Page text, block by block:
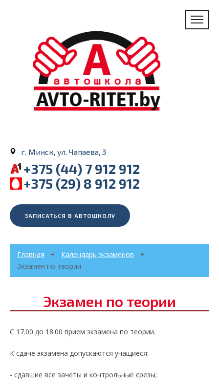
г. Минск, ул. Чапаева, 3
+375 (44) 7 912 912
+375 (29) 8 912 912
ЗАПИСАТЬСЯ В АВТОШКОЛУ
Главная
Календарь экзаменов
Экзамен по теории
Экзамен по теории
С 17.00 до 18.00 прием экзамена по теории.
К сдаче экзамена допускаются учащиеся:
- сдавшие все зачеты и контрольные срезы;